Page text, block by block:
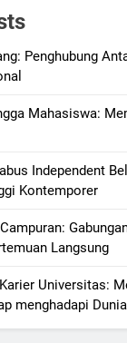
Penghubung
Mahasiswa:
Independent
Kontemporer
Langsung
Universitas:
menghadapi